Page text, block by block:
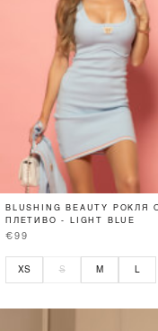
BLUSHING BEAUTY РОКЛЯ
ПЛЕТИВО - LIGHT BLUE
€99
XS S M L